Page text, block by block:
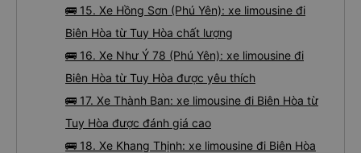
🚌 15. Xe Hồng Sơn (Phú Yên): xe limousine đi
Biên Hòa từ Tuy Hòa chất lượng
🚌 16. Xe Như Ý 78 (Phú Yên): xe limousine đi
Biên Hòa từ Tuy Hòa được yêu thích
🚌 17. Xe Thành Ban: xe limousine đi Biên Hòa từ
Tuy Hòa được đánh giá cao
🚌 18. Xe Khang Thịnh: xe limousine đi Biên Hòa